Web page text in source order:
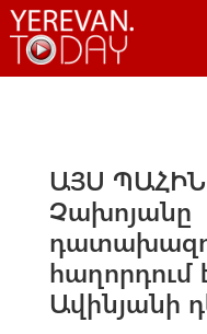
ԱՅՍ ՊԱՀԻՆ
Չախոյանը
հաղորդում
Ավինյանի